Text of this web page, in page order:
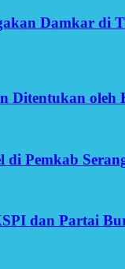
Damkar di
Ditentukan
di Pemkab
dan Partai